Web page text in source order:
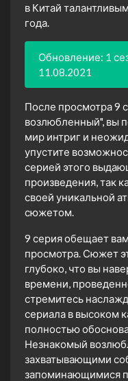
в Китай
года.
Обновление: 1
11.08.2021
После просмотра 9
возлюбленный", вы
мир интриг и
упустите
серией этого
произведения, так
своей уникальной
сюжетом.
9 серия обещает
просмотра. Сюжет
глубоко, что вы
времени,
стремитесь
сериала в высоком
полностью
Незнакомый
захватывающими
запоминающимися